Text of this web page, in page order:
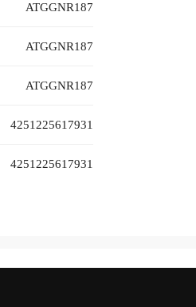
ATGGNR187
ATGGNR187
ATGGNR187
4251225617931
4251225617931